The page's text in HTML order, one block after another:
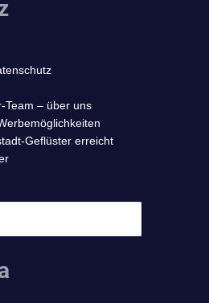
Team – über uns
Geflüster erreicht